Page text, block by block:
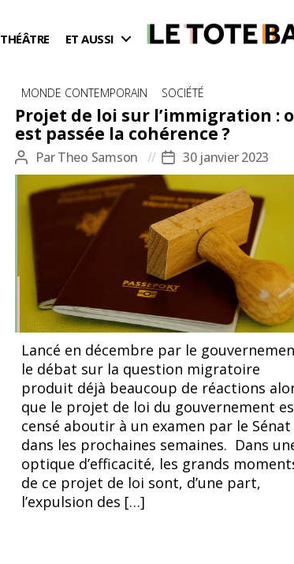
THÉÂTRE ET AUSSI
Catégories
MONDE CONTEMPORAIN SOCIÉTÉ
Projet de loi sur l’immigration :
est passée la cohérence ?
Auteur
de
l’article
ParTheo Samson
Date
de
l’article
30 janvier 2023
Lancé en décembre par le
le débat sur la question migratoire
produit déjà beaucoup de réactions
que le projet de loi du gouvernement
censé aboutir à un examen par le Sénat
dans les prochaines semaines. Dans
optique d’efficacité, les grands
de ce projet de loi sont, d’une part,
l’expulsion des […]